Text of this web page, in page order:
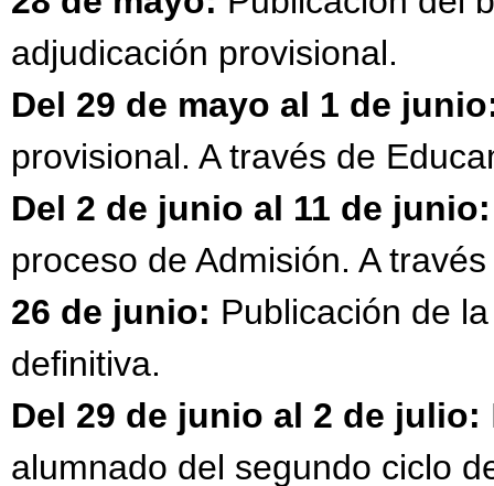
adjudicación provisional.
Del 29 de mayo al 1 de
provisional. A través de
Del 2 de junio al 11 de junio:
proceso de Admisión. A
26 de junio: Publicación de
definitiva.
Del 29 de junio al 2 de julio:
alumnado del segundo ciclo